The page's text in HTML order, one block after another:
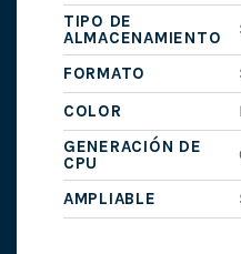
TIPO DE
ALMACENAMIENTO
FORMATO
COLOR
GENERACIÓN DE
CPU
AMPLIABLE